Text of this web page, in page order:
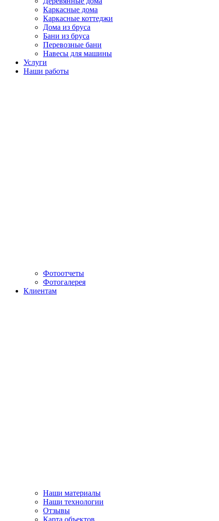
Каркасные дома
Каркасные коттеджи
Дома из бруса
Бани из бруса
Перевозные бани
Навесы для машины
Услуги
Наши работы
Фотоотчеты
Фотогалерея
Клиентам
Наши материалы
Наши технологии
Отзывы
Карта объектов